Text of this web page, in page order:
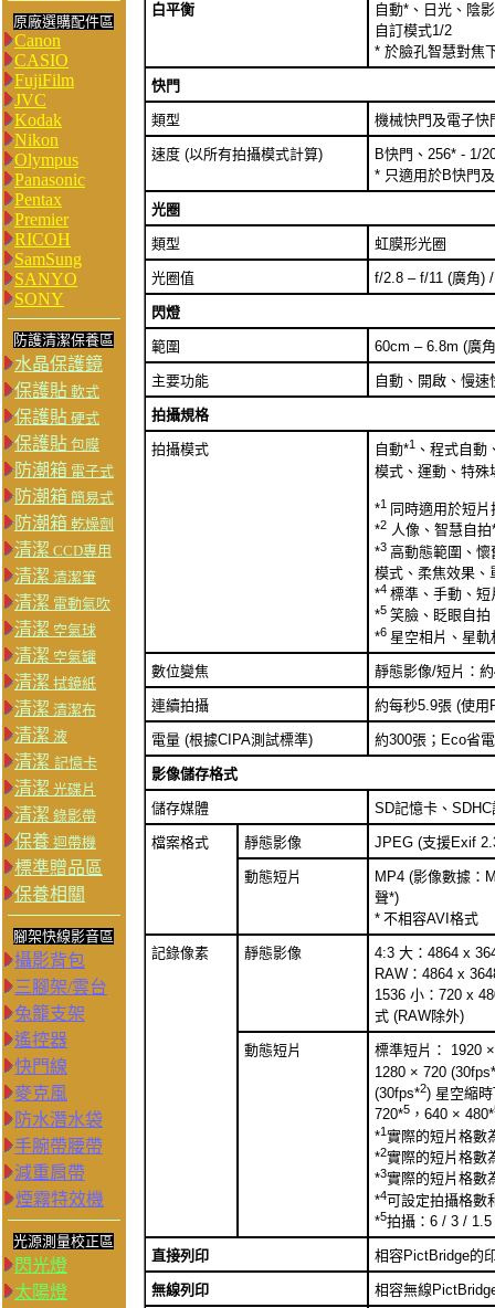
原廠選購配件區
Canon
CASIO
FujiFilm
JVC
Kodak
Nikon
Olympus
Panasonic
Pentax
Premier
RICOH
SamSung
SANYO
SONY
防護清潔保養區
水晶保護鏡
保護貼 軟式
保護貼 硬式
保護貼 包膜
防潮箱 電子式
防潮箱 簡易式
防潮箱 乾燥劑
清潔 CCD專用
清潔 清潔筆
清潔 電動氣吹
清潔 空氣球
清潔 空氣罐
清潔 拭鏡紙
清潔 清潔布
清潔 液
清潔 記憶卡
清潔 光碟片
清潔 錄影帶
保養 迴帶機
標準贈品區
保養相關
腳架快線影音區
攝影背包
三腳架/雲台
兔籠支架
遙控器
快門線
麥克風
防水潛水袋
手腕帶腰帶
減重肩帶
煙霧特效機
光源測量校正區
閃光燈
太陽燈
白平衡
自動*、日光、陰
自訂模式1/2
* 於臉孔智慧對焦
快門
類型 機械快門及電子快
速度 (以所有拍攝模式計算)
B快門、256* - 1/
* 只適用於B快門
光圈
類型 虹膜形光圈
光圈值 f/2.8 – f/11 (廣角)
閃燈
範圍 60cm – 6.8m (廣
主要功能 自動、開啟、慢
拍攝規格
拍攝模式 自動*1 、程式自動
模式、運動、特殊
*1 同時適用於短片
*2 人像、智慧自拍
*3 高動態範圍、
模式、柔焦效果、
*4 標準、手動、
*5 笑臉、眨眼自
*6 星空相片、星
數位變焦 靜態影像/短片：
連續拍攝 約每秒5.9張 (使用
電量 (根據CIPA測試標準) 約300張；Eco省
影像儲存格式
儲存媒體 SD記憶卡、
檔案格式 靜態影像 JPEG (支援Exif
動態短片
MP4 (影像數據：
聲*)
* 不相容AVI格式
記錄像素 靜態影像
4:3 大：4864 x
RAW：4864 x
1536 小：720 x
式 (RAW除外)
動態短片
標準短片： 1920
1280 × 720 (30fps*
(30fps*2) 星空縮
720*5 ，640 × 480*
*1實際的短片格數
*2實際的短片格數
*3實際的短片格數
*4可設定拍攝格數
*5拍攝：6 / 3 /
直接列印 相容PictBridge的
無線列印 相容無線